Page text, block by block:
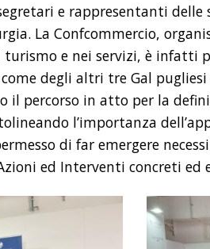
e rappresentanti
La Confcommercio,
turismo e nei servizi, è infatti
degli altri tre Gal
il percorso in atto per la
l’importanza
di far emergere
ed Interventi concreti ed